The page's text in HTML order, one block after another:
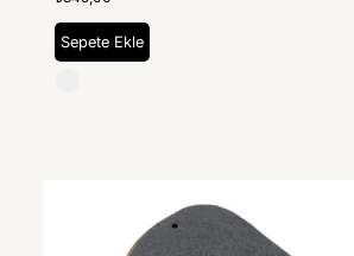
Sepete Ekle